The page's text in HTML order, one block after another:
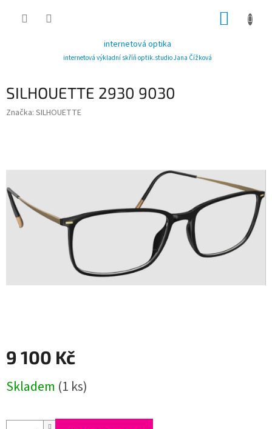
internetová optika
internetová výkladní skříň optik.studio Jana Čížková
SILHOUETTE 2930 9030
Značka: SILHOUETTE
9 100 Kč
cena:
Skladem (1 ks)